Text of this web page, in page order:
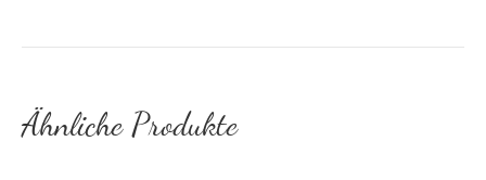
Ähnliche Produkte